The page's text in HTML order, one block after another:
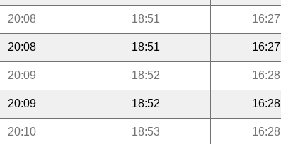
16:27
18:51
20:08
16:27
18:51
20:08
16:28
18:52
20:09
16:28
18:52
20:09
16:28
18:53
20:10